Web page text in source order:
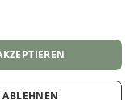
ABLEHNEN